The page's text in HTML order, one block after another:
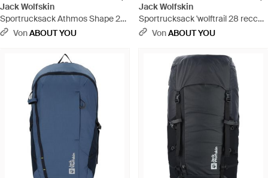
Jack Wolfskin
Sportrucksack Athmos Shape 24
- RotVonABOUT YOU
Jack Wolfskin
Sportrucksack 'wolftrail 28 recco'
- Blau
VonABOUT YOU